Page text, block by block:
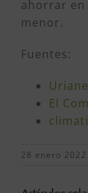
ahorrar en
menor.
Fuentes:
El
28 enero 2022